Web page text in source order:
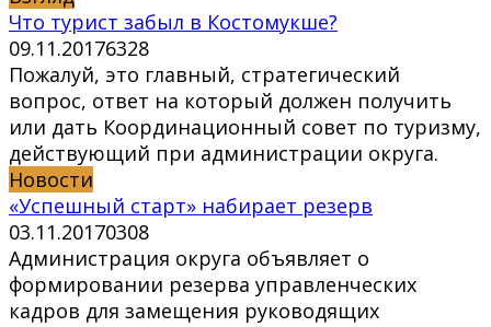
Что турист забыл в Костомукше?
09.11.20176328
Пожалуй, это главный, стратегический
вопрос, ответ на который должен получить
или дать Координационный совет по туризму,
действующий при администрации округа.
Новости
«Успешный старт» набирает резерв
03.11.20170308
Администрация округа объявляет о
формировании резерва управленческих
кадров для замещения руководящих